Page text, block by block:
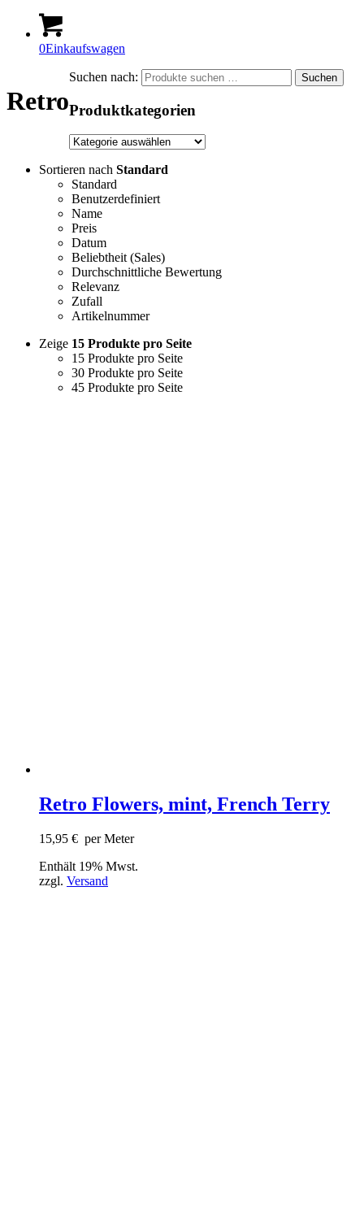
0Einkaufswagen
Retro
Sortieren nach Standard
Standard
Benutzerdefiniert
Name
Preis
Datum
Beliebtheit (Sales)
Durchschnittliche Bewertung
Relevanz
Zufall
Artikelnummer
Zeige 15 Produkte pro Seite
15 Produkte pro Seite
30 Produkte pro Seite
45 Produkte pro Seite
Retro Flowers, mint, French Terry
15,95 € per Meter
Enthält 19% Mwst.
zzgl. Versand
Suchen nach: Suchen
Produktkategorien